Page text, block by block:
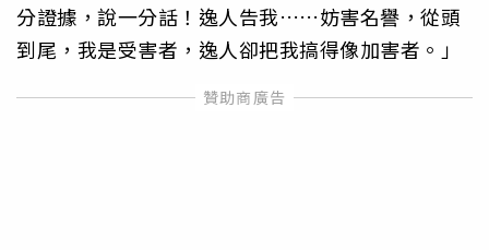
分證據，說一分話！逸人告我……妨害名譽，從頭
到尾，我是受害者，逸人卻把我搞得像加害者。」